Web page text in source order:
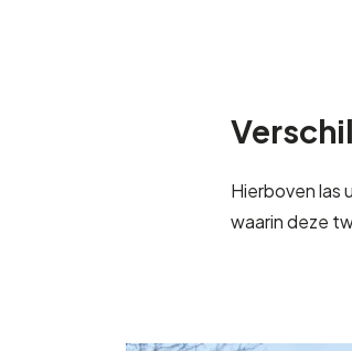
Hierboven las
waarin deze